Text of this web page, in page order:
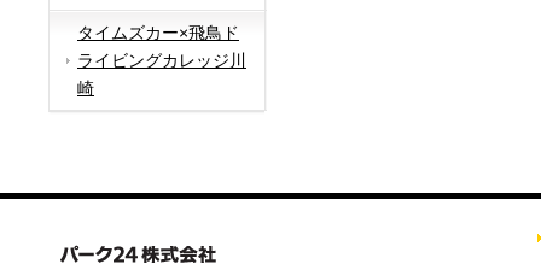
タイムズカー×飛鳥ド
ライビングカレッジ川
崎